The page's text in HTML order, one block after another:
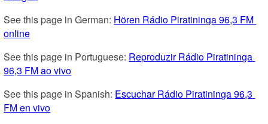
See this page in German: Hören Rádio Piratininga 96,3 FM
online
See this page in Portuguese: Reproduzir Rádio Piratininga
96,3 FM ao vivo
See this page in Spanish: Escuchar Rádio Piratininga 96,3
FM en vivo